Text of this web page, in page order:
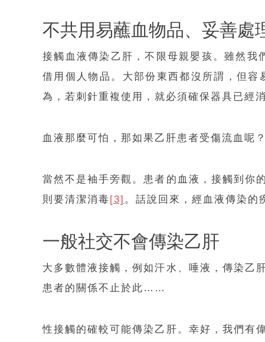
不共用易蘸血物品、妥善處
接觸血液傳染乙肝，不限母親嬰孩。雖然
借用個人物品。大部份東西都沒所謂，但
為，若刺針重複使用，就必須確保器具已經消
血液那麼可怕，那如果乙肝患者受傷流血呢
當然不是袖手旁觀。患者的血液，接觸到你
則要清潔消毒[3] 。話說回來，經血液傳染的
一般社交不會傳染乙肝
大多數體液接觸，例如汗水、唾液，傳染乙
患者的關係不止於此……
性接觸的確較可能傳染乙肝。幸好，我們有